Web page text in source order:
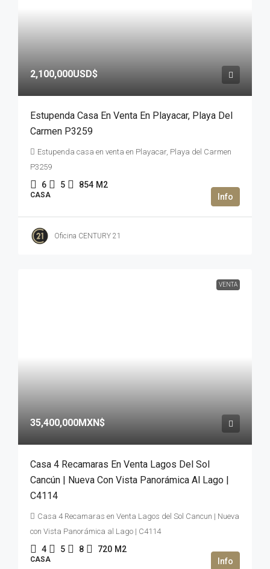
2,100,000USD$
Estupenda Casa En Venta En Playacar, Playa Del
Carmen P3259
Estupenda casa en venta en Playacar, Playa del Carmen
P3259
6 5 854 M2
CASA
Oficina CENTURY 21
VENTA
35,400,000MXN$
Casa 4 Recamaras En Venta Lagos Del Sol
Cancún | Nueva Con Vista Panorámica Al Lago |
C4114
Casa 4 Recamaras en Venta Lagos del Sol Cancun | Nueva
con Vista Panorámica al Lago | C4114
4 5 8 720 M2
CASA